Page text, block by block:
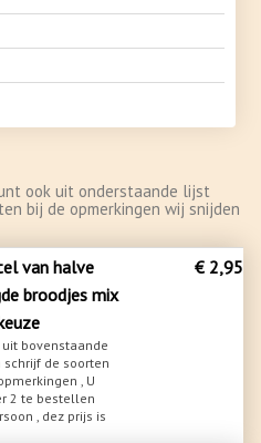
ook uit onderstaande lijst
bij de opmerkingen wij snijden
van halve
broodjes mix
bovenstaande
schrijf de soorten
, U
2 te bestellen
, dez prijs is
€ 2,95